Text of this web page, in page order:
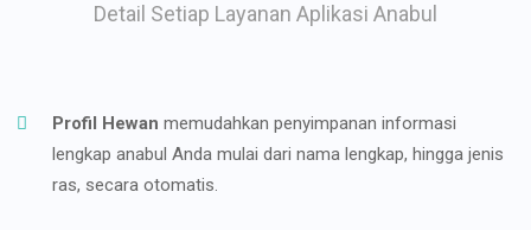
Detail Setiap Layanan Aplikasi Anabul
Profil Hewan memudahkan penyimpanan informasi
lengkap anabul Anda mulai dari nama lengkap, hingga jenis
ras, secara otomatis.